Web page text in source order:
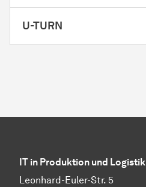
U-TURN
IT in Produktion und Logistik
Leonhard-Euler-Str. 5